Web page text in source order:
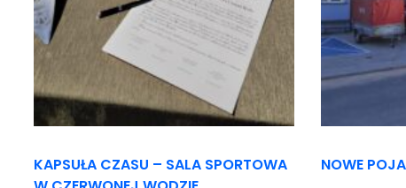
KAPSUŁA CZASU – SALA SPORTOWA
NOWE